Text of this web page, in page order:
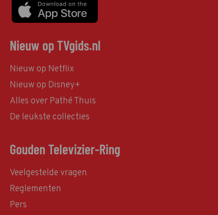
Nieuw op TVgids.nl
Nieuw op Netflix
Nieuw op Disney+
Alles over Pathé Thuis
De leukste collecties
Gouden Televizier-Ring
Veelgestelde vragen
Reglementen
Pers